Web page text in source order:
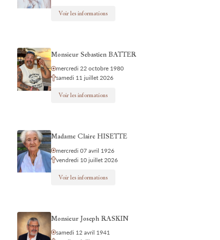
Voir les informations
Monsieur Sebastien BATTER
mercredi 22 octobre 1980
samedi 11 juillet 2026
Voir les informations
Madame Claire HISETTE
mercredi 07 avril 1926
vendredi 10 juillet 2026
Voir les informations
Monsieur Joseph RASKIN
samedi 12 avril 1941